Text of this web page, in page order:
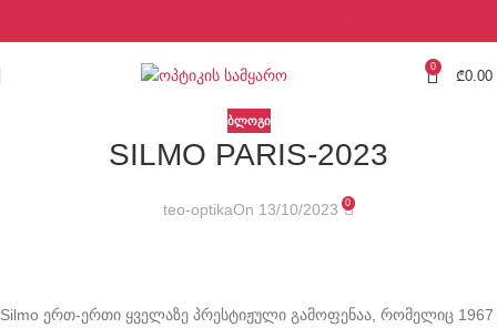
0
₾0.00
ᲑᲚᲝᲒᲘ
SILMO PARIS-2023
teo-optikaOn 13/10/2023 0
Silmo ერთ-ერთი ყველაზე პრესტიჟული გამოფენაა, რომელიც 1967